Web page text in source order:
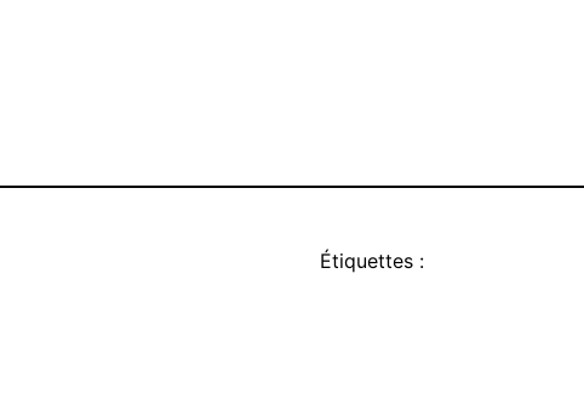
Étiquettes :